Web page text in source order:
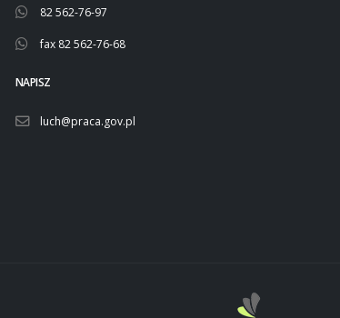
82 562-76-97
fax 82 562-76-68
NAPISZ
luch@praca.gov.pl